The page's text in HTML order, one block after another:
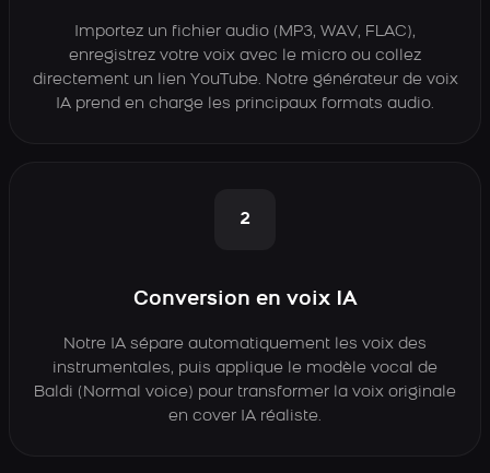
Importez un fichier audio (MP3, WAV, FLAC),
enregistrez votre voix avec le micro ou collez
directement un lien YouTube. Notre générateur de voix
IA prend en charge les principaux formats audio.
2
Conversion en voix IA
Notre IA sépare automatiquement les voix des
instrumentales, puis applique le modèle vocal de
Baldi (Normal voice) pour transformer la voix originale
en cover IA réaliste.